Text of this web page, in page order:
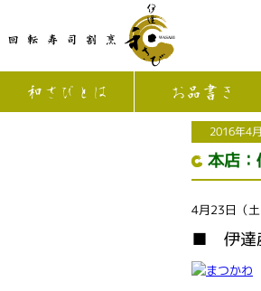
和さびとは お品書き
2016年4
本店
4月23日（
■ 伊達